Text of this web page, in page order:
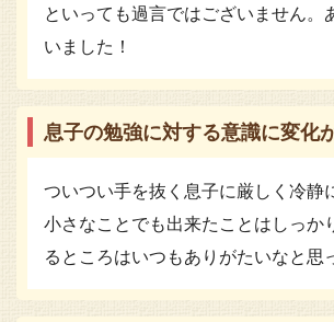
といっても過言ではございません。
いました！
息子の勉強に対する意識に変化
ついつい手を抜く息子に厳しく冷静
小さなことでも出来たことはしっか
るところはいつもありがたいなと思